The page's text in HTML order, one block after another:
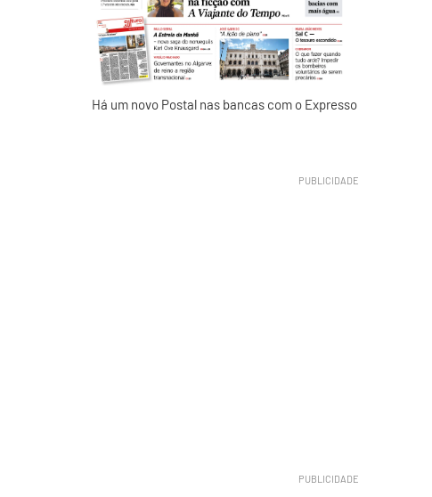
Há um novo Postal nas bancas com o Expresso